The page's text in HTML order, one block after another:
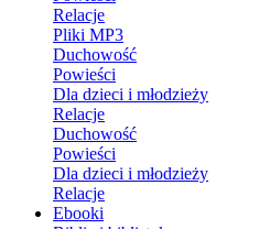
Relacje
Pliki MP3
Duchowość
Powieści
Dla dzieci i młodzieży
Relacje
Duchowość
Powieści
Dla dzieci i młodzieży
Relacje
Ebooki